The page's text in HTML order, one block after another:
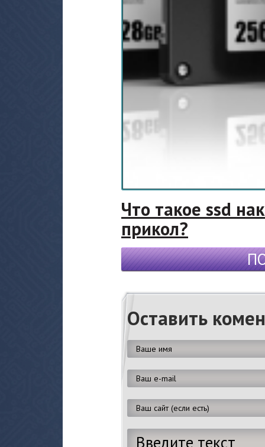
Что такое ssd
прикол?
Оставить